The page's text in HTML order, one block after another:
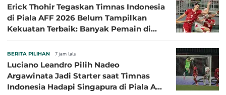
Erick Thohir Tegaskan Timnas Indonesia
di Piala AFF 2026 Belum Tampilkan
Kekuatan Terbaik: Banyak Pemain di
BERITA PILIHAN 7 jam lalu
Luciano Leandro Pilih Nadeo
Argawinata Jadi Starter saat Timnas
Indonesia Hadapi Singapura di Piala AFF